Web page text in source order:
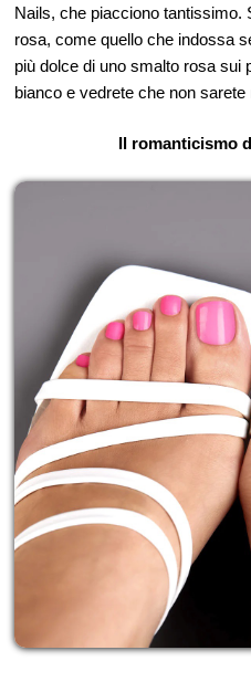
Nails, che piacciono tantissimo.
rosa, come quello che indossa
più dolce di uno smalto rosa sui
bianco e vedrete che non sarete
Il romanticismo